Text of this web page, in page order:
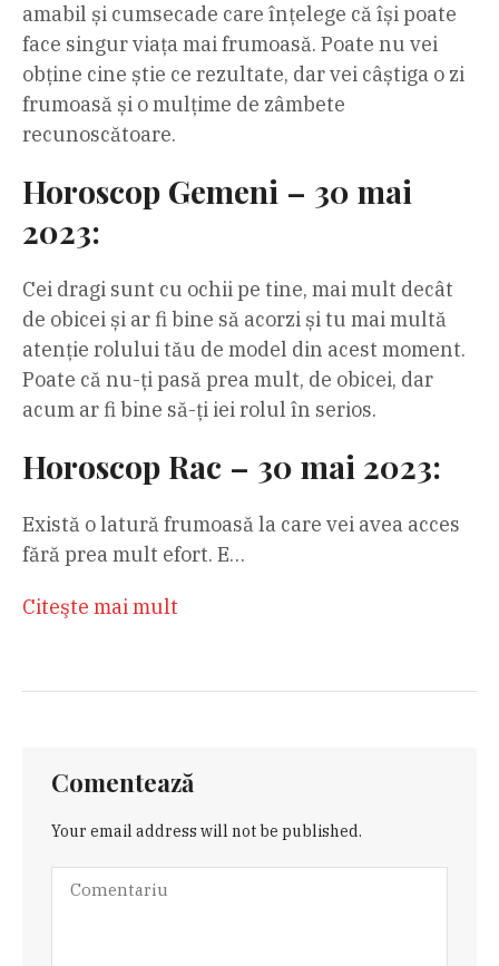
amabil și cumsecade care înțelege că își poate
face singur viața mai frumoasă. Poate nu vei
obține cine știe ce rezultate, dar vei câștiga o zi
frumoasă și o mulțime de zâmbete
recunoscătoare.
Horoscop Gemeni – 30 mai
2023:
Cei dragi sunt cu ochii pe tine, mai mult decât
de obicei și ar fi bine să acorzi și tu mai multă
atenție rolului tău de model din acest moment.
Poate că nu-ți pasă prea mult, de obicei, dar
acum ar fi bine să-ți iei rolul în serios.
Horoscop Rac – 30 mai 2023:
Există o latură frumoasă la care vei avea acces
fără prea mult efort. E…
Citeşte mai mult
Comentează
Your email address will not be published.